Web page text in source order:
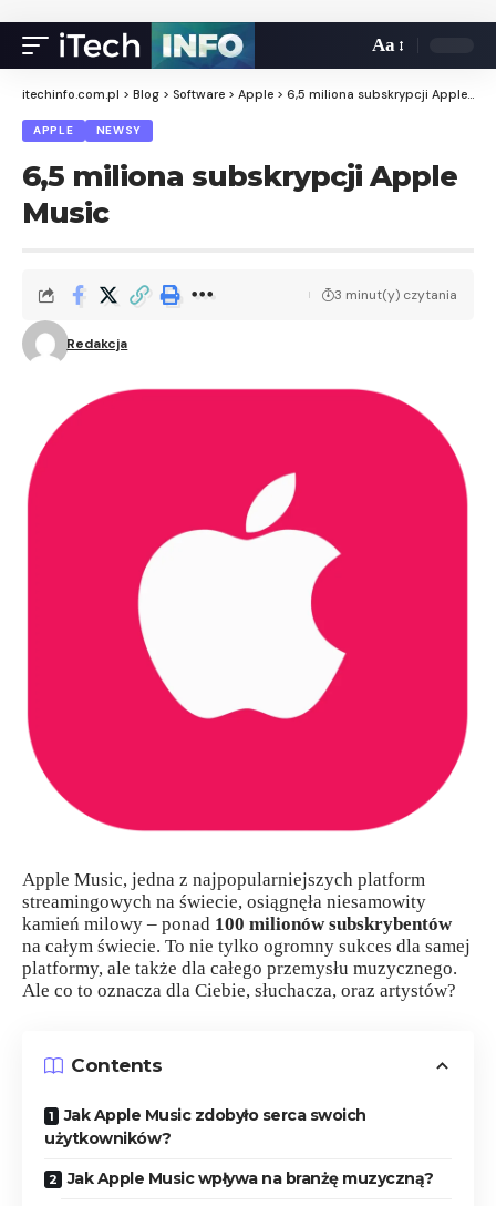
Aa
itechinfo.com.pl > Blog > Software > Apple > 6,5 miliona subskrypcji Apple Music
APPLE NEWSY
6,5 miliona subskrypcji Apple
Music
Redakcja
3 minut(y) czytania
Apple Music, jedna z najpopularniejszych platform
streamingowych na świecie, osiągnęła niesamowity
kamień milowy – ponad 100 milionów subskrybentów
na całym świecie. To nie tylko ogromny sukces dla samej
platformy, ale także dla całego przemysłu muzycznego.
Ale co to oznacza dla Ciebie, słuchacza, oraz artystów?
Contents
Jak Apple Music zdobyło serca swoich
użytkowników?
Jak Apple Music wpływa na branżę muzyczną?